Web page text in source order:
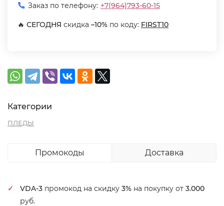
Заказ по телефону: +7(964)793-60-15
🔥 СЕГОДНЯ скидка –10% по коду: FIRST10
Категории
ПЛЕДЫ
Промокоды Доставка
VDA-3 промокод на скидку 3% на покупку от 3.000
руб.